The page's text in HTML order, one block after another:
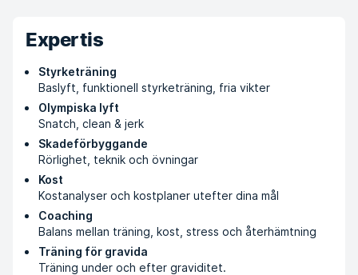
Expertis
Styrketräning
Baslyft, funktionell styrketräning, fria vikter
Olympiska lyft
Snatch, clean & jerk
Skadeförbyggande
Rörlighet, teknik och övningar
Kost
Kostanalyser och kostplaner utefter dina mål
Coaching
Balans mellan träning, kost, stress och återhämtning
Träning för gravida
Träning under och efter graviditet.